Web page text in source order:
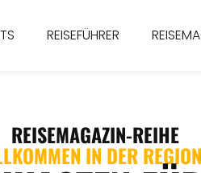
REISEFÜHRER
REISEMAGAZIN-REIHE
IN DER